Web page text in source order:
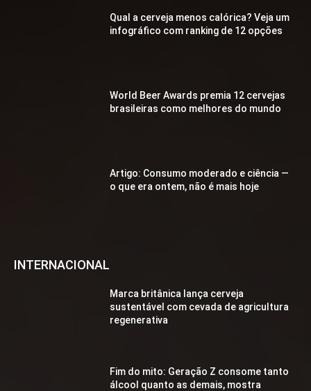
Qual a cerveja menos calórica? Veja um
infográfico com ranking de 12 opções
World Beer Awards premia 12 cervejas
brasileiras como melhores do mundo
Artigo: Consumo moderado e ciência —
o que era ontem, não é mais hoje
INTERNACIONAL
Marca britânica lança cerveja
sustentável com cevada de agricultura
regenerativa
Fim do mito: Geração Z consome tanto
álcool quanto as demais, mostra